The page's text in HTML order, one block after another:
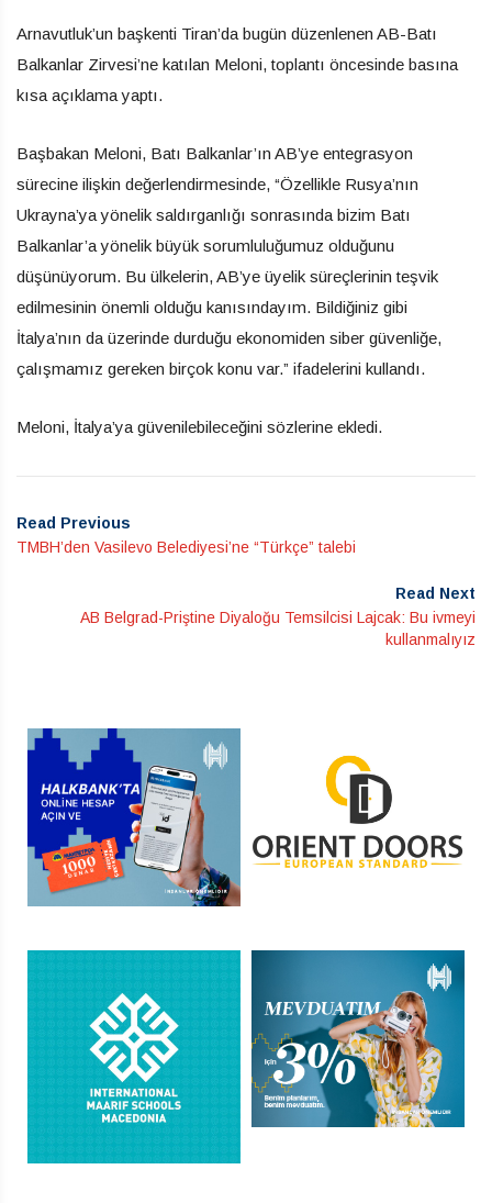
Arnavutluk’un başkenti Tiran’da bugün düzenlenen AB-Batı
Balkanlar Zirvesi’ne katılan Meloni, toplantı öncesinde basına
kısa açıklama yaptı.
Başbakan Meloni, Batı Balkanlar’ın AB’ye entegrasyon
sürecine ilişkin değerlendirmesinde, “Özellikle Rusya’nın
Ukrayna’ya yönelik saldırganlığı sonrasında bizim Batı
Balkanlar’a yönelik büyük sorumluluğumuz olduğunu
düşünüyorum. Bu ülkelerin, AB’ye üyelik süreçlerinin teşvik
edilmesinin önemli olduğu kanısındayım. Bildiğiniz gibi
İtalya’nın da üzerinde durduğu ekonomiden siber güvenliğe,
çalışmamız gereken birçok konu var.” ifadelerini kullandı.
Meloni, İtalya’ya güvenilebileceğini sözlerine ekledi.
Read Previous
TMBH’den Vasilevo Belediyesi’ne “Türkçe” talebi
Read Next
AB Belgrad-Priştine Diyaloğu Temsilcisi Lajcak: Bu ivmeyi
kullanmalıyız